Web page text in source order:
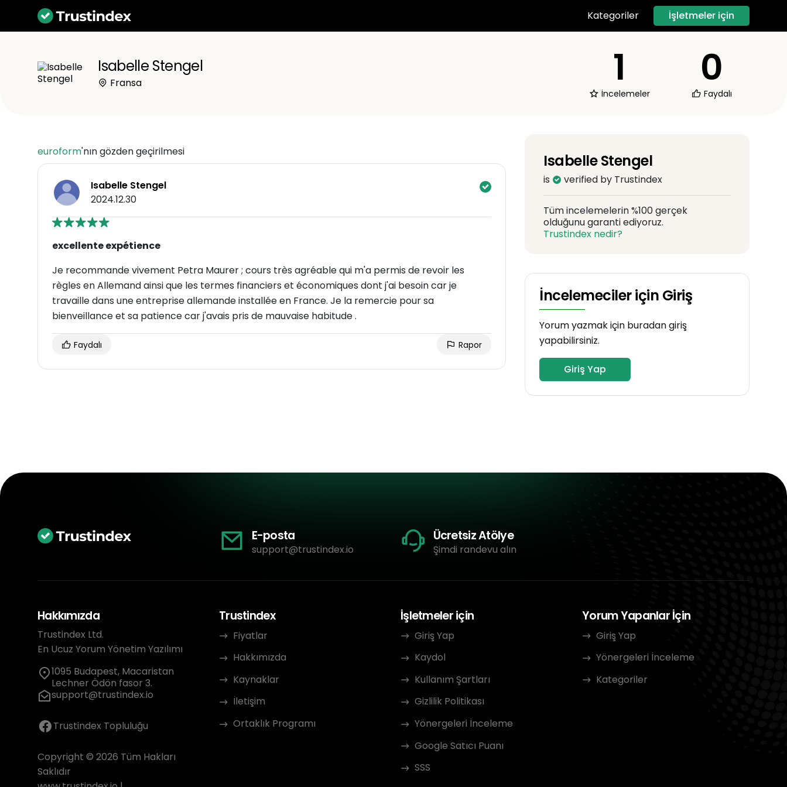
Kategoriler İşletmeler için
Isabelle Stengel
Fransa 1
İncelemeler
0
Faydalı
euroform'nın gözden geçirilmesi
Isabelle Stengel
2024.12.30
excellente expétience
Je recommande vivement Petra Maurer ; cours très agréable qui m'a permis de revoir les
règles en Allemand ainsi que les termes financiers et économiques dont j'ai besoin car je
travaille dans une entreprise allemande installée en France. Je la remercie pour sa
bienveillance et sa patience car j'avais pris de mauvaise habitude .
Faydalı Rapor
Isabelle Stengel
is verified by Trustindex
Tüm incelemelerin %100 gerçek
olduğunu garanti ediyoruz.
Trustindex nedir?
İncelemeciler için Giriş
Yorum yazmak için buradan giriş
yapabilirsiniz.
Giriş Yap
E-posta
support@trustindex.io
Ücretsiz Atölye
Şimdi randevu alın
Hakkımızda
Trustindex Ltd.
En Ucuz Yorum Yönetim Yazılımı
1095 Budapest, Macaristan
Lechner Ödön fasor 3.
support@trustindex.io
Trustindex Topluluğu
Copyright © 2026 Tüm Hakları
Saklıdır
Trustindex
Fiyatlar
Hakkımızda
Kaynaklar
İletişim
Ortaklık Programı
İşletmeler için
Giriş Yap
Kaydol
Kullanım Şartları
Gizlilik Politikası
Yönergeleri İnceleme
Google Satıcı Puanı
SSS
Yorum Yapanlar İçin
Giriş Yap
Yönergeleri İnceleme
Kategoriler